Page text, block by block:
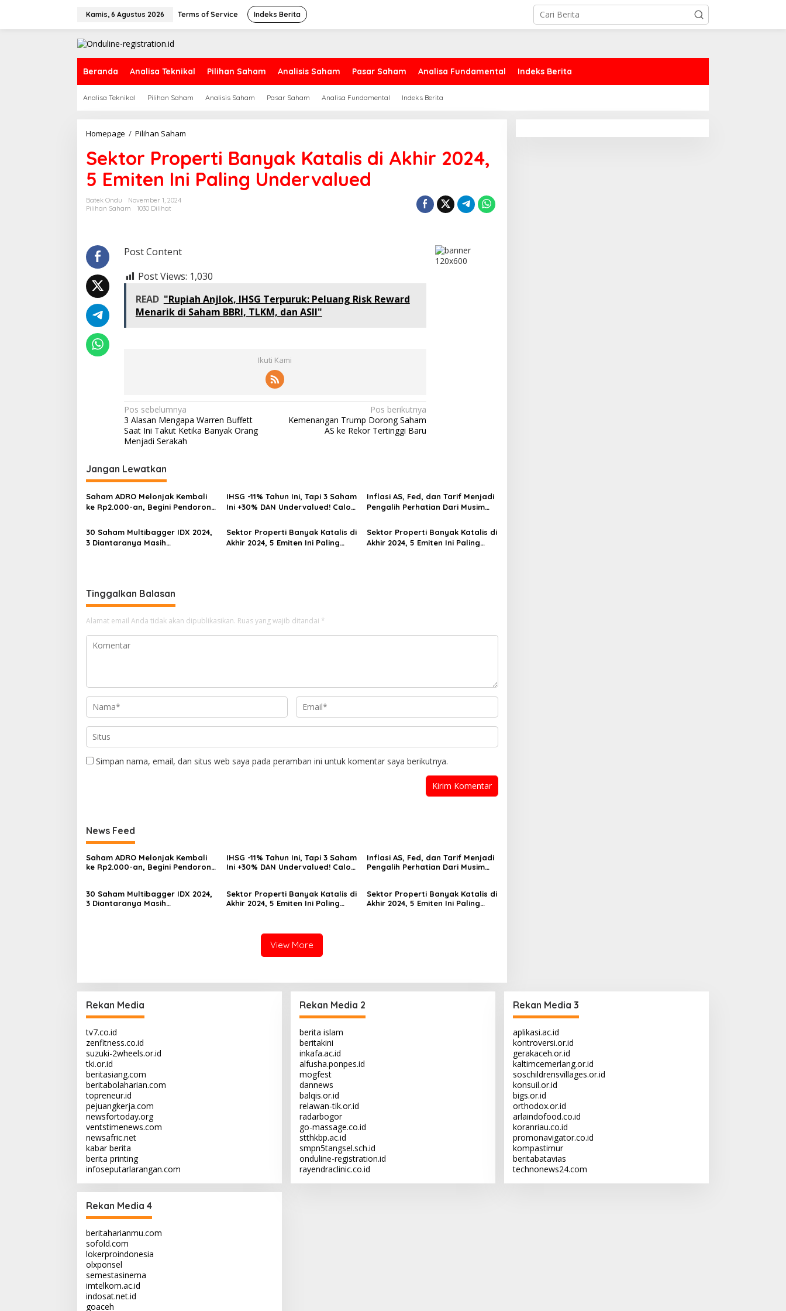
Kamis, 6 Agustus 2026 Terms of Service Indeks Berita
Beranda Analisa Teknikal Pilihan Saham Analisis Saham Pasar Saham Analisa Fundamental Indeks Berita
Analisa Teknikal Pilihan Saham Analisis Saham Pasar Saham Analisa Fundamental Indeks Berita
Homepage / Pilihan Saham
Banyak
Katalis
di
Akhir
Sektor Properti Banyak Katalis di Akhir 2024,
5 Emiten Ini Paling Undervalued
Batek Ondu
November 1, 2024
Pilihan Saham
1030 Dilihat
Post Content
Post Views: 1,030
READ "Rupiah Anjlok, IHSG Terpuruk: Peluang Risk Reward
Menarik di Saham BBRI, TLKM, dan ASII"
Ikuti Kami
Navigasi
pos
Pos sebelumnya
3 Alasan Mengapa Warren Buffett
Saat Ini Takut Ketika Banyak Orang
Menjadi Serakah
Pos berikutnya
Kemenangan Trump Dorong Saham
AS ke Rekor Tertinggi Baru
Jangan Lewatkan
Saham ADRO Melonjak Kembali
ke Rp2.000-an, Begini Pendorong
IHSG -11% Tahun Ini, Tapi 3 Saham
Ini +30% DAN Undervalued! Calon
Inflasi AS, Fed, dan Tarif Menjadi
Pengalih Perhatian Dari Musim
30 Saham Multibagger IDX 2024,
3 Diantaranya Masih
Sektor Properti Banyak Katalis di
Akhir 2024, 5 Emiten Ini Paling
Sektor Properti Banyak Katalis di
Akhir 2024, 5 Emiten Ini Paling
Tinggalkan Balasan
Alamat email Anda tidak akan dipublikasikan. Ruas yang wajib ditandai *
Simpan nama, email, dan situs web saya pada peramban ini untuk komentar saya berikutnya.
News Feed
Saham ADRO Melonjak Kembali
ke Rp2.000-an, Begini Pendorong
IHSG -11% Tahun Ini, Tapi 3 Saham
Ini +30% DAN Undervalued! Calon
Inflasi AS, Fed, dan Tarif Menjadi
Pengalih Perhatian Dari Musim
30 Saham Multibagger IDX 2024,
3 Diantaranya Masih
Sektor Properti Banyak Katalis di
Akhir 2024, 5 Emiten Ini Paling
Sektor Properti Banyak Katalis di
Akhir 2024, 5 Emiten Ini Paling
View More
Rekan Media
tv7.co.id
zenfitness.co.id
suzuki-2wheels.or.id
tki.or.id
beritasiang.com
beritabolaharian.com
topreneur.id
pejuangkerja.com
newsfortoday.org
ventstimenews.com
newsafric.net
kabar berita
berita printing
infoseputarlarangan.com
Rekan Media 4
beritaharianmu.com
sofold.com
lokerproindonesia
olxponsel
semestasinema
imtelkom.ac.id
indosat.net.id
goaceh
Rekan Media 2
berita islam
beritakini
inkafa.ac.id
alfusha.ponpes.id
mogfest
dannews
balqis.or.id
relawan-tik.or.id
radarbogor
go-massage.co.id
stthkbp.ac.id
smpn5tangsel.sch.id
onduline-registration.id
rayendraclinic.co.id
Rekan Media 3
aplikasi.ac.id
kontroversi.or.id
gerakaceh.or.id
kaltimcemerlang.or.id
soschildrensvillages.or.id
konsuil.or.id
bigs.or.id
orthodox.or.id
arlaindofood.co.id
koranriau.co.id
promonavigator.co.id
kompastimur
beritabatavias
technonews24.com